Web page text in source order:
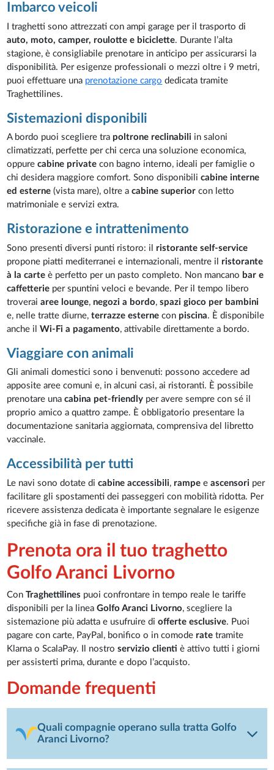
Imbarco veicoli
I traghetti sono attrezzati con ampi garage per il trasporto di
auto, moto, camper, roulotte e biciclette. Durante l’alta
stagione, è consigliabile prenotare in anticipo per assicurarsi la
disponibilità. Per esigenze professionali o mezzi oltre i 9 metri,
puoi effettuare una prenotazione cargo dedicata tramite
Traghettilines.
Sistemazioni disponibili
A bordo puoi scegliere tra poltrone reclinabili in saloni
climatizzati, perfette per chi cerca una soluzione economica,
oppurecabine private con bagno interno, ideali per famiglie o
chi desidera maggiore comfort. Sono disponibilicabine interne
ed esterne (vista mare), oltre acabine superior con letto
matrimoniale e servizi extra.
Ristorazione e intrattenimento
Sono presenti diversi punti ristoro: il ristorante self-service
propone piatti mediterranei e internazionali, mentre il ristorante
à la carte è perfetto per un pasto completo. Non mancano bar e
caffetterie per spuntini veloci e bevande. Per il tempo libero
troveraiaree lounge, negozi a bordo,spazi gioco per bambini
e, nelle tratte diurne,terrazze esterne con piscina. È disponibile
anche ilWi-Fi a pagamento, attivabile direttamente a bordo.
Viaggiare con animali
Gli animali domestici sono i benvenuti: possono accedere ad
apposite aree comuni e, in alcuni casi, ai ristoranti. È possibile
prenotare unacabina pet-friendly per avere sempre con sé il
proprio amico a quattro zampe. È obbligatorio presentare la
documentazione sanitaria aggiornata, comprensiva del libretto
vaccinale.
Accessibilità per tutti
Le navi sono dotate dicabine accessibili, rampe eascensori per
facilitare gli spostamenti dei passeggeri con mobilità ridotta. Per
ricevere assistenza dedicata è importante segnalare le esigenze
specifiche già in fase di prenotazione.
Prenota ora il tuo traghetto
Golfo Aranci Livorno
ConTraghettilines puoi confrontare in tempo reale le tariffe
disponibili per la lineaGolfo Aranci Livorno, scegliere la
sistemazione più adatta e usufruire diofferte esclusive. Puoi
pagare con carte, PayPal, bonifico o in comode rate tramite
Klarna o ScalaPay. Il nostroservizio clienti è attivo tutti i giorni
per assisterti prima, durante e dopo l’acquisto.
Domande frequenti
Quali compagnie operano sulla tratta Golfo
Aranci Livorno?